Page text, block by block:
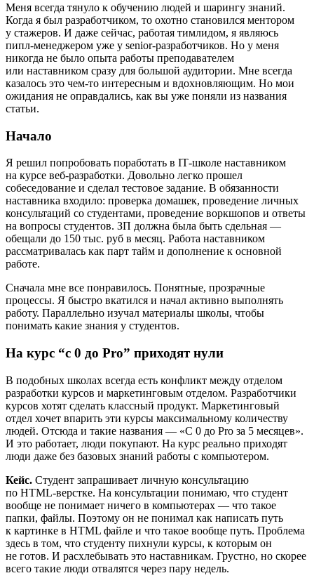
Меня всегда тянуло к обучению людей и шарингу знаний.
Когда я был разработчиком, то охотно становился ментором
у стажеров. И даже сейчас, работая тимлидом, я являюсь
пипл‑менеджером уже у senior‑разработчиков. Но у меня
никогда не было опыта работы преподавателем
или наставником сразу для большой аудитории. Мне всегда
казалось это чем‑то интересным и вдохновляющим. Но мои
ожидания не оправдались, как вы уже поняли из названия
статьи.
Начало
Я решил попробовать поработать в IT‑школе наставником
на курсе веб‑разработки. Довольно легко прошел
собеседование и сделал тестовое задание. В обязанности
наставника входило: проверка домашек, проведение личных
консультаций со студентами, проведение воркшопов и ответы
на вопросы студентов. ЗП должна была быть сдельная —
обещали до 150 тыс. руб в месяц. Работа наставником
рассматривалась как парт тайм и дополнение к основной
работе.
Сначала мне все понравилось. Понятные, прозрачные
процессы. Я быстро вкатился и начал активно выполнять
работу. Параллельно изучал материалы школы, чтобы
понимать какие знания у студентов.
На курс “с 0 до Pro” приходят нули
В подобных школах всегда есть конфликт между отделом
разработки курсов и маркетинговым отделом. Разработчики
курсов хотят сделать классный продукт. Маркетинговый
отдел хочет впарить эти курсы максимальному количеству
людей. Отсюда и такие названия — «С 0 до Pro за 5 месяцев».
И это работает, люди покупают. На курс реально приходят
люди даже без базовых знаний работы с компьютером.
Кейс. Студент запрашивает личную консультацию
по HTML‑верстке. На консультации понимаю, что студент
вообще не понимает ничего в компьютерах — что такое
папки, файлы. Поэтому он не понимал как написать путь
к картинке в HTML файле и что такое вообще путь. Проблема
здесь в том, что студенту пихнули курсы, к которым он
не готов. И расхлебывать это наставникам. Грустно, но скорее
всего такие люди отвалятся через пару недель.